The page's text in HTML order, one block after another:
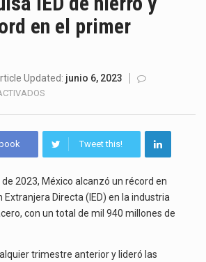
Los créditos fiscales determinados a empresas IMMEX rara vez nacen de una interpretación equivocada de…
La inversión fija bruta en México registró un aumento de 1.1% interanual en mayo de…
El gobierno de Estados Unidos anunciará un arancel del 15 % sobre los productos fabricados…
en el primer
Updated: junio 6, 2023
IMPULSA
IED
HIERRO
Y
ACERO
EN
Tweet this!
2023, México alcanzó un récord en
Directa (IED) en la industria
con un total de mil 940 millones de
trimestre anterior y lideró las